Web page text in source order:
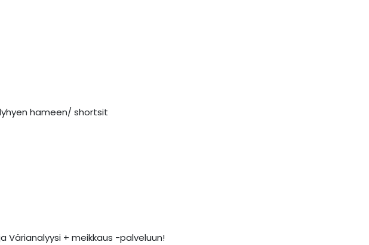
hameen/ shortsit
Värianalyysi + meikkaus -palveluun!